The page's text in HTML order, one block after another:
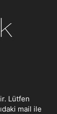
Lütfen
mail ile